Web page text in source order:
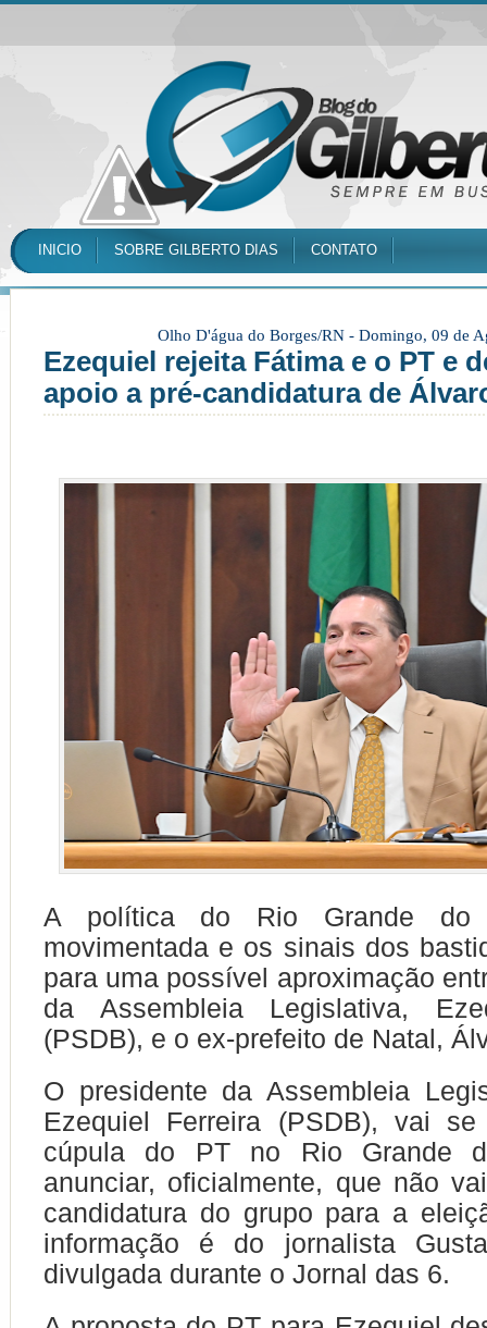
INICIO SOBRE GILBERTO DIAS CONTATO
Olho D'água do Borges/RN - Domingo, 09 de
Ezequiel rejeita Fátima e o PT e
apoio a pré-candidatura de
A política do Rio Grande do
movimentada e os sinais dos
para uma possível aproximação
da Assembleia Legislativa,
(PSDB), e o ex-prefeito de Natal,
O presidente da Assembleia
Ezequiel Ferreira (PSDB), vai
cúpula do PT no Rio Grande
anunciar, oficialmente, que não
candidatura do grupo para a
informação é do jornalista
divulgada durante o Jornal das 6.